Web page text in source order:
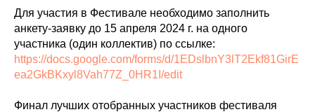
Для участия в Фестивале необходимо заполнить
анкету-заявку до 15 апреля 2024 г. на одного
участника (один коллектив) по ссылке:
https://docs.google.com/forms/d/1EDslbnY3lT2Ekf81GirE
ea2GkBKxyl8Vah77Z_0HR1I/edit
Финал лучших отобранных участников фестиваля